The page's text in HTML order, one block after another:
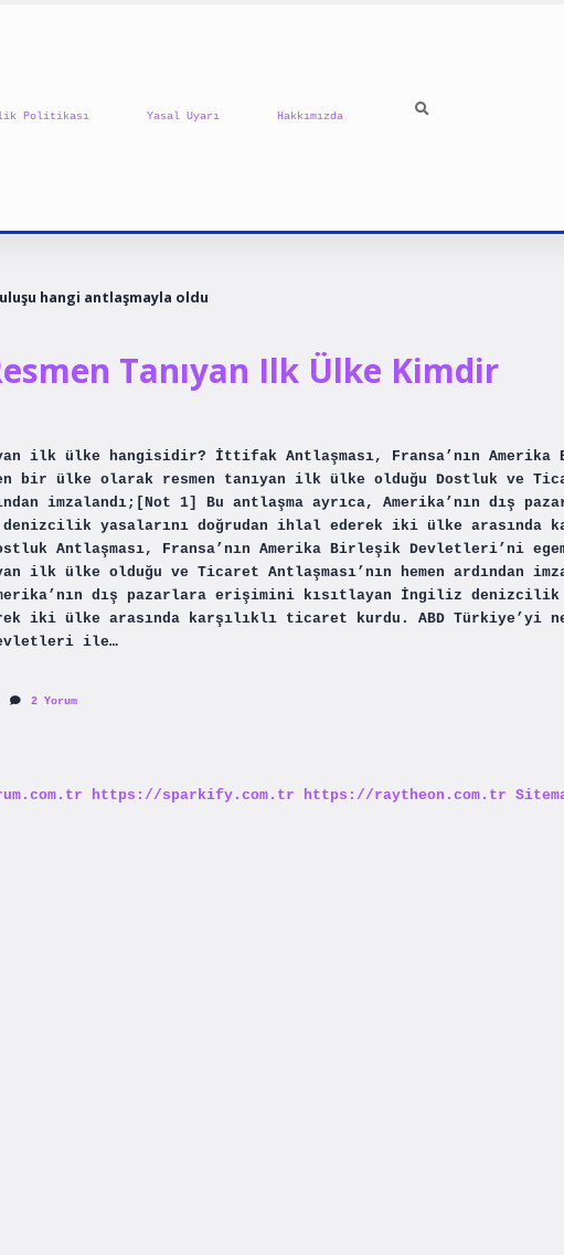
Politikası Yasal Uyarı Hakkımızda
hangi antlaşmayla oldu
Tanıyan Ilk Ülke Kimdir
ilk ülke hangisidir? İttifak Antlaşması, Fransa’nın
bir ülke olarak resmen tanıyan ilk ülke olduğu Dostluk ve
imzalandı;[Not 1] Bu antlaşma ayrıca, Amerika’nın dış
yasalarını doğrudan ihlal ederek iki ülke arasında
Antlaşması, Fransa’nın Amerika Birleşik Devletleri’ni
ilk ülke olduğu ve Ticaret Antlaşması’nın hemen ardından
dış pazarlara erişimini kısıtlayan İngiliz denizcilik
iki ülke arasında karşılıklı ticaret kurdu. ABD Türkiye’yi ne
ile…
2 Yorum
https://sparkify.com.tr https://raytheon.com.tr